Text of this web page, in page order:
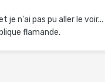
je n'ai pas pu aller le voir...
flamande.